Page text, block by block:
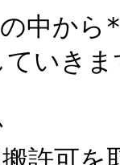
中か
いきま